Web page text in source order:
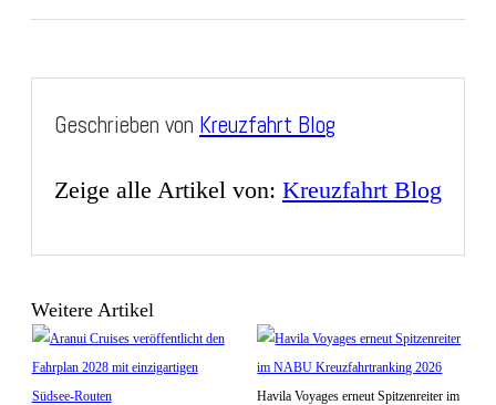
Geschrieben von Kreuzfahrt Blog
Zeige alle Artikel von: Kreuzfahrt Blog
Weitere Artikel
Havila Voyages erneut Spitzenreiter im